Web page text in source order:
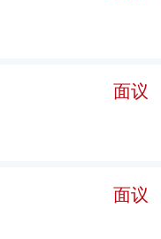
究所、长沙市结核
耳鼻咽喉科学研究
、国家级高级卒中
自然科学基金依托
控试点单位、国家
面议
面议